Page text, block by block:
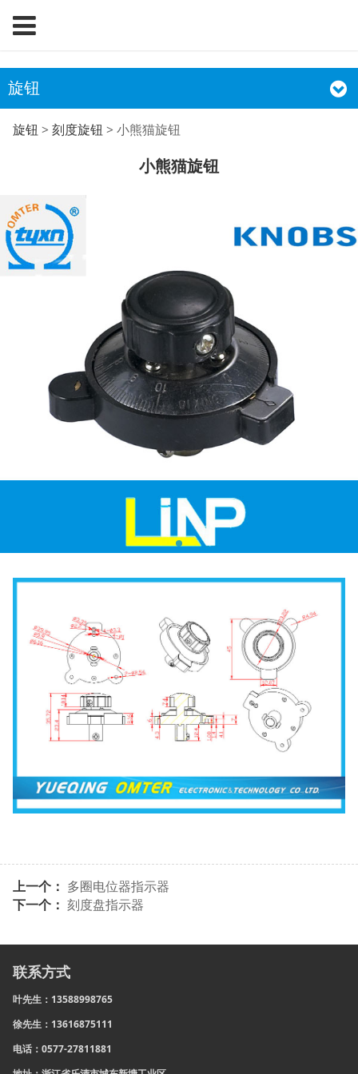
旋钮
小熊猫旋钮
旋钮 > 刻度旋钮 > 小熊猫旋钮
小熊猫旋钮
上一个： 多圈电位器指示器
下一个： 刻度盘指示器
联系方式
叶先生：13588998765
徐先生：13616875111
电话：0577-27811881